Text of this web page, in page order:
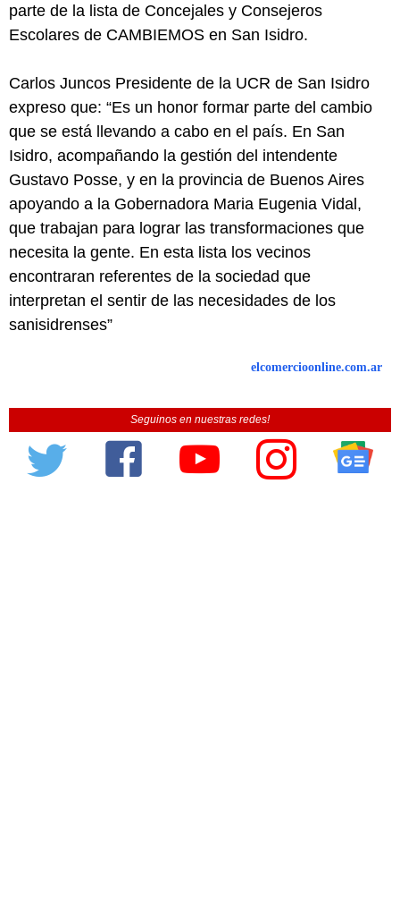
parte de la lista de Concejales y Consejeros
Escolares de CAMBIEMOS en San Isidro.
Carlos Juncos Presidente de la UCR de San Isidro
expreso que: “Es un honor formar parte del cambio
que se está llevando a cabo en el país. En San
Isidro, acompañando la gestión del intendente
Gustavo Posse, y en la provincia de Buenos Aires
apoyando a la Gobernadora Maria Eugenia Vidal,
que trabajan para lograr las transformaciones que
necesita la gente. En esta lista los vecinos
encontraran referentes de la sociedad que
interpretan el sentir de las necesidades de los
sanisidrenses”
elcomercioonline.com.ar
Seguinos en nuestras redes!